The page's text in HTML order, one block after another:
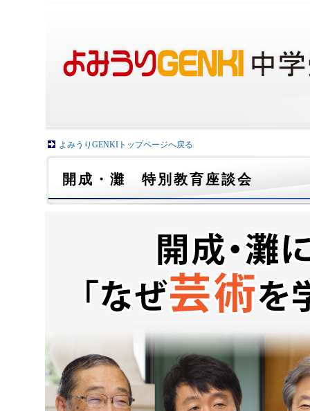
よみうりGENKIトップページへ戻る
開成・灘 特別教育座談会